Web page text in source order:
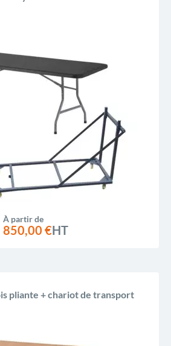
À partir de
850,00 €HT
pliante + chariot de transport